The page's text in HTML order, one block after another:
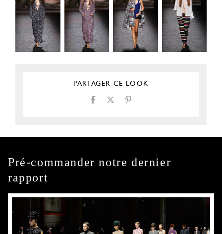
PARTAGER CE LOOK
Pré-commander notre dernier
rapport